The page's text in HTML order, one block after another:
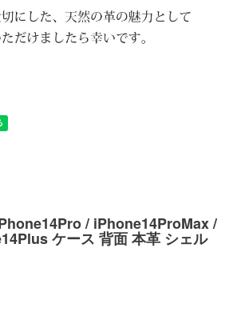
/ iPhone14ProMax /
ケース 背面 本革 シェル